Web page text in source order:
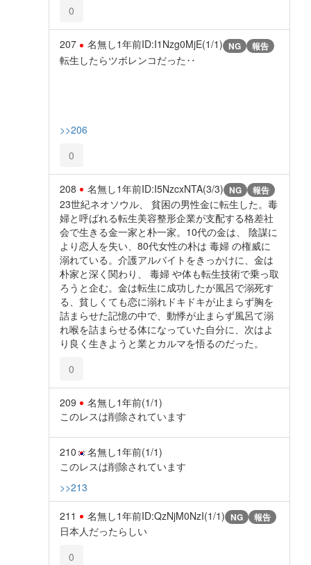
0
207 名無し1年前ID:I1Nzg0MjE(1/1) NG 報告
転生したらツボレンコだった‥
>>206
0
208 名無し1年前ID:I5NzcxNTA(3/3) NG 報告
23世紀ネオソウル、 貧困の男性金に転生した。毒
婦と呼ばれる転生美容整形企業が支配する格差社
会で生きる金一家と朴一家。10代の金は、 陰謀に
より恋人を失い、80代女性の朴は 毒婦 の権威に
溺れている。介護アルバイトをきっかけに、金は
朴家と深く関わり、 毒婦 や体も転生技術で乗っ取
ろうと企む。金は転生に成功したが風呂で溺死す
る、貧しくても恋に溺れドキドキが止まらず胸を
詰まらせた記憶の中で、動悸が止まらず風呂て溺
れ喉を詰まらせる体になっていた自分に、次はよ
り良く生きようと業とカルマを悟るのだった。
0
209 名無し1年前(1/1)
このレスは削除されています
210 名無し1年前(1/1)
このレスは削除されています
>>213
211 名無し1年前ID:QzNjM0NzI(1/1) NG 報告
日本人だったらしい
0